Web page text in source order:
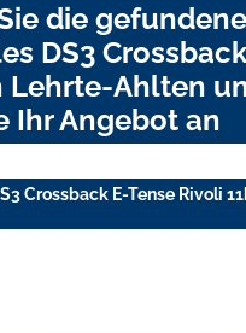
die
DS3 Crossback
Lehrte-Ahlten
Ihr Angebot an
Crossback E-Tense Rivoli